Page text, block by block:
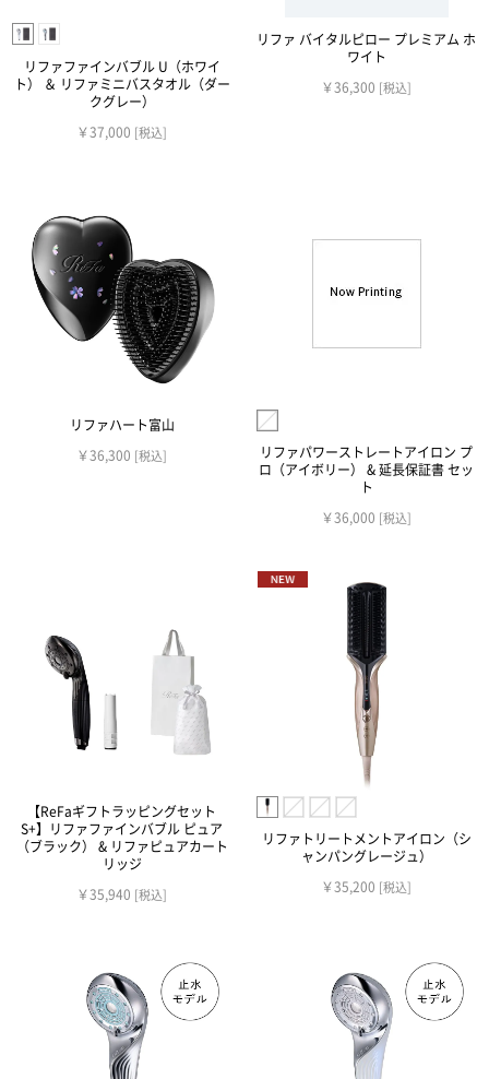
リファファインバブル U（ホワイ
ト） ＆ リファミニバスタオル（ダー
クグレー）
￥37,000 [税込]
リファ バイタルピロー プレミアム ホ
ワイト
￥36,300 [税込]
リファハート富山
￥36,300 [税込]
リファパワーストレートアイロン プ
ロ（アイボリー） & 延長保証書 セッ
ト
￥36,000 [税込]
【ReFaギフトラッピングセット
S+】リファファインバブル ピュア
（ブラック） & リファピュアカート
リッジ
￥35,940 [税込]
リファトリートメントアイロン（シ
ャンパングレージュ）
￥35,200 [税込]